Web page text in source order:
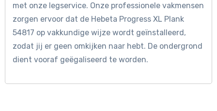
met onze legservice. Onze professionele vakmensen
zorgen ervoor dat de Hebeta Progress XL Plank
54817 op vakkundige wijze wordt geïnstalleerd,
zodat jij er geen omkijken naar hebt. De ondergrond
dient vooraf geëgaliseerd te worden.